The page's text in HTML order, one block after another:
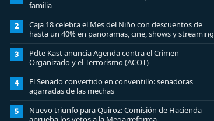
familia
2
Caja 18 celebra el Mes del Niño con descuentos de
hasta un 40% en panoramas, cine, shows y streaming
3
Pdte Kast anuncia Agenda contra el Crimen
Organizado y el Terrorismo (ACOT)
4
El Senado convertido en conventillo: senadoras
agarradas de las mechas
5
Nuevo triunfo para Quiroz: Comisión de Hacienda